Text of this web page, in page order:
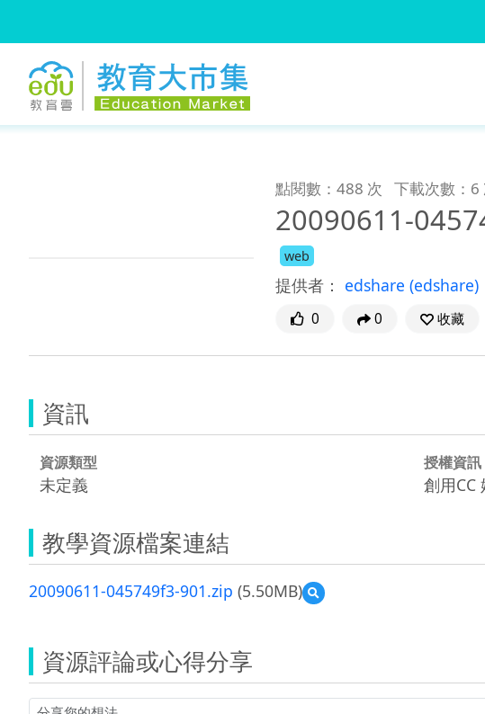
點閱數：488 次 下載次數：6
20090611-
web
提供者： edshare (edshare)
0 0 收藏
資訊
資源類型
未定義
授權資訊
創用CC
教學資源檔案連結
20090611-045749f3-901.zip (5.50MB)
預
覽
資源評論或心得分享